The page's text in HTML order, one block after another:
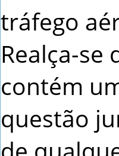
tráfego
Realça-se
contém
questão